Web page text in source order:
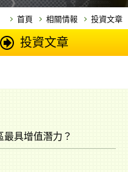
首頁 相關情報 投資文章
投資文章
具增值潛力？